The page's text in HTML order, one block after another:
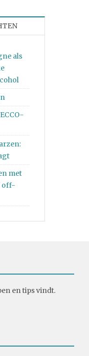
als
met
off-
en tips vindt.